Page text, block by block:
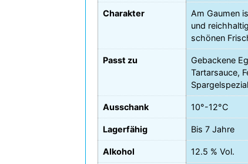
Charakter
Am Gaumen
und
schönen
Passt zu
Gebackene
Tartarsauce,
Ausschank 10°-12°C
Lagerfähig Bis 7 Jahre
Alkohol 12.5 % Vol.